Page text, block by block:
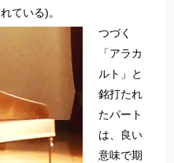
ている)。
つづく
「アラカ
ルト」と
銘打たれ
たパート
は、良い
意味で期